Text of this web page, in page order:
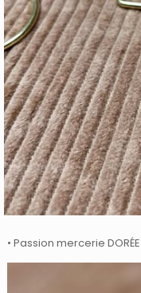
• Passion mercerie DORÉE